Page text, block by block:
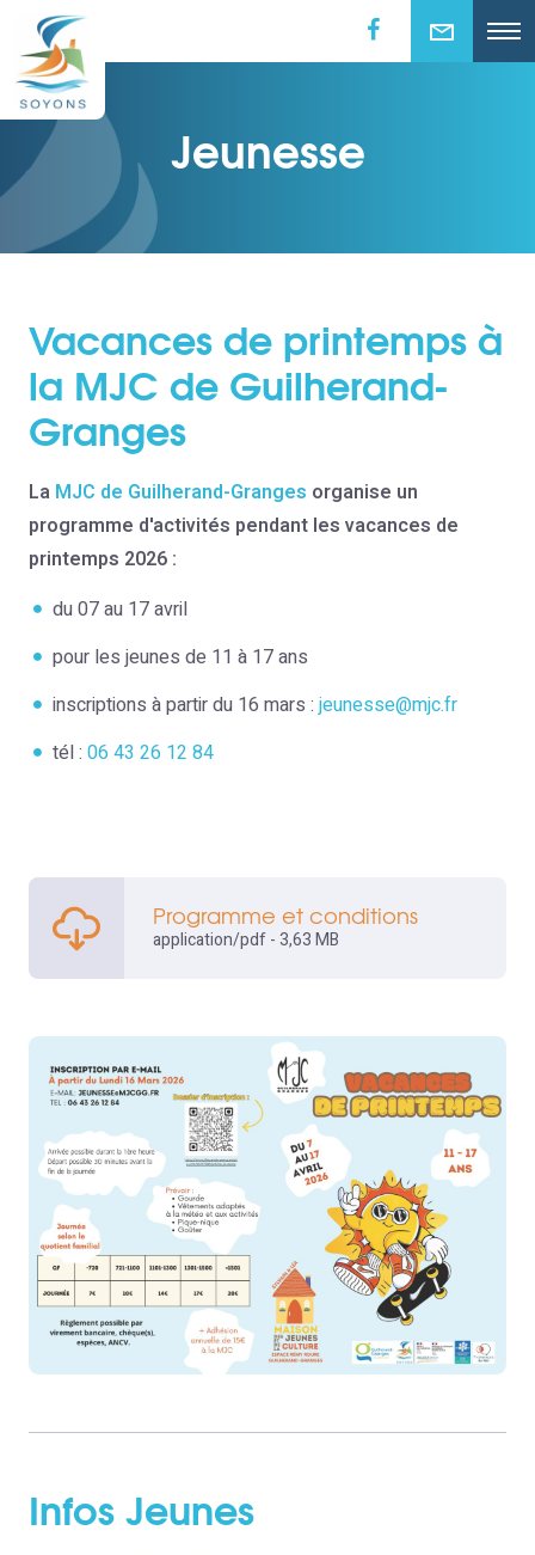
Jeunesse
Vacances de printemps à
la MJC de Guilherand-
Granges
La MJC de Guilherand-Granges organise un
programme d'activités pendant les vacances de
printemps 2026 :
du 07 au 17 avril
pour les jeunes de 11 à 17 ans
inscriptions à partir du 16 mars :jeunesse@mjc.fr
tél : 06 43 26 12 84
Programme et conditions
application/pdf - 3,63 MB
Infos Jeunes